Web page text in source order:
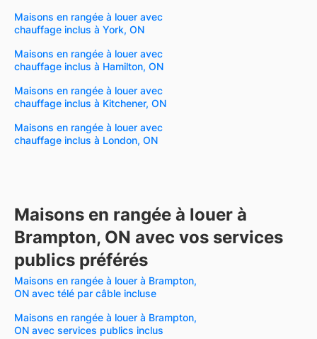
Maisons en rangée à louer avec
chauffage inclus à York, ON
Maisons en rangée à louer avec
chauffage inclus à Hamilton, ON
Maisons en rangée à louer avec
chauffage inclus à Kitchener, ON
Maisons en rangée à louer avec
chauffage inclus à London, ON
Maisons en rangée à louer à
Brampton, ON avec vos services
publics préférés
Maisons en rangée à louer à Brampton,
ON avec télé par câble incluse
Maisons en rangée à louer à Brampton,
ON avec services publics inclus